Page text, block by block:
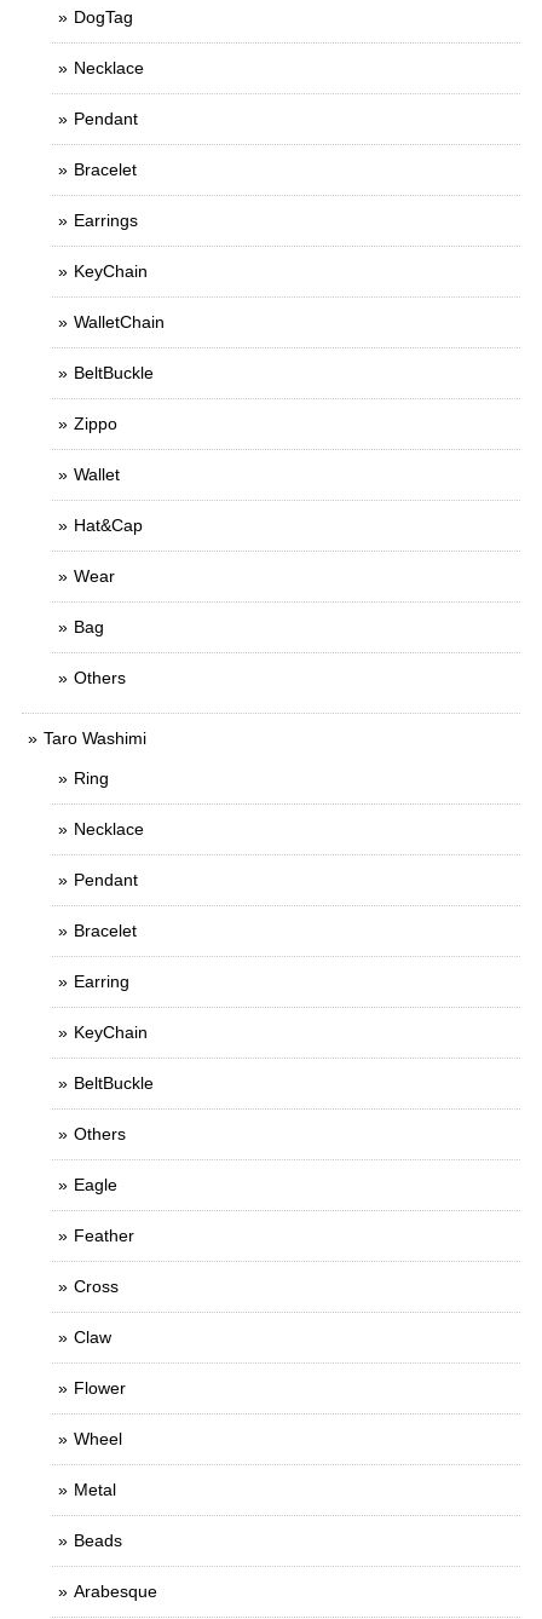
DogTag
Necklace
Pendant
Bracelet
Earrings
KeyChain
WalletChain
BeltBuckle
Zippo
Wallet
Hat&Cap
Wear
Bag
Others
Taro Washimi
Ring
Necklace
Pendant
Bracelet
Earring
KeyChain
BeltBuckle
Others
Eagle
Feather
Cross
Claw
Flower
Wheel
Metal
Beads
Arabesque